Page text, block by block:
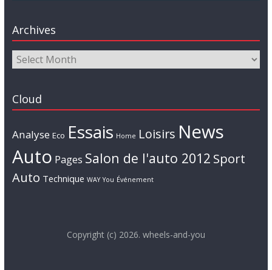
Archives
Cloud
Analyse Eco Essais Home Loisirs News
Auto Pages Salon de l'auto 2012 Sport
Auto Technique WAY You Événement
Copyright (c) 2026. wheels-and-you